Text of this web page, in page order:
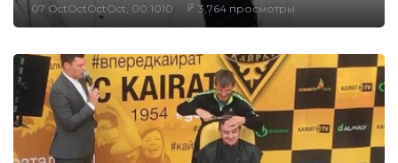
07 OctOctOctOct, 00:1010 3,764 просмотры